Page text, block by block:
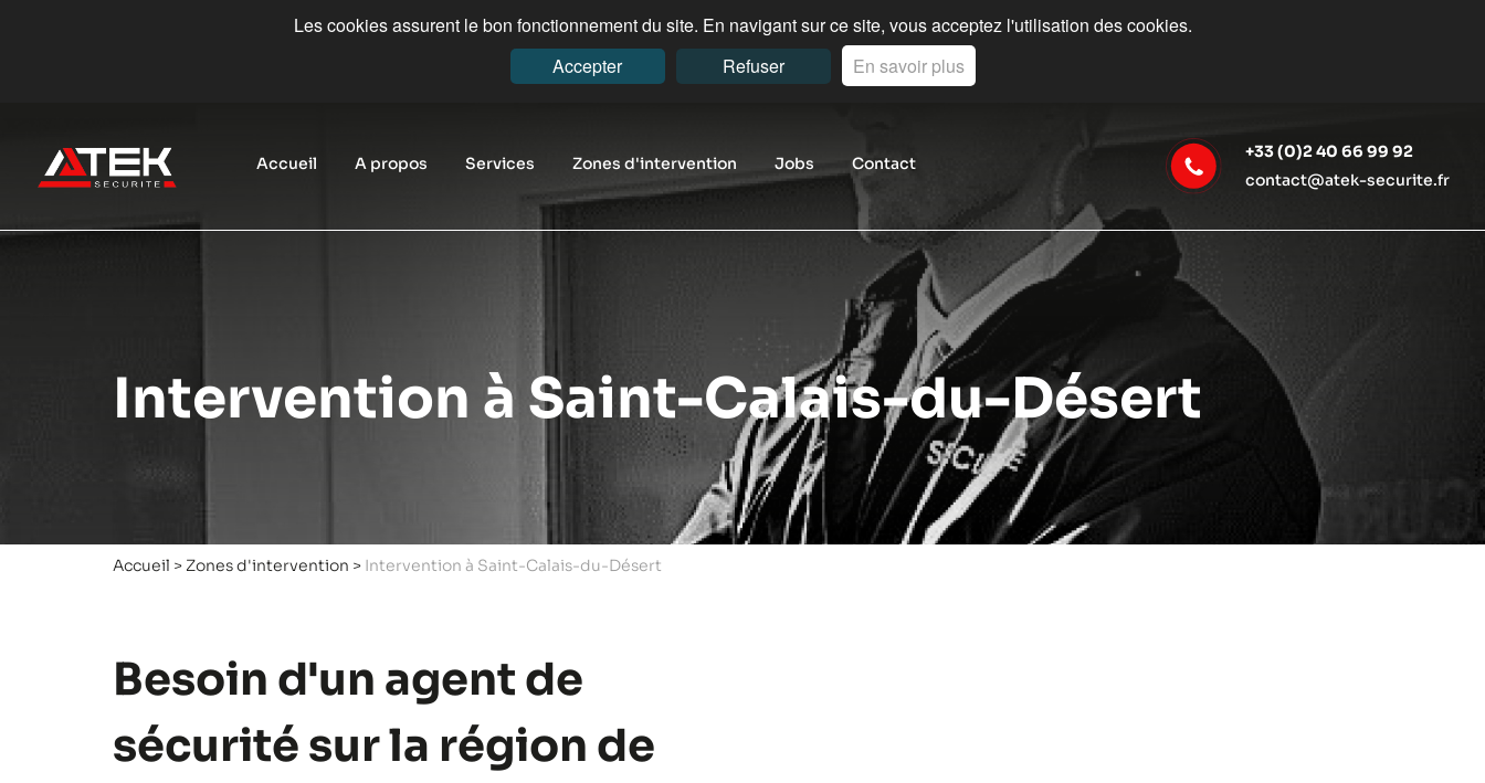
Les cookies assurent le bon fonctionnement du site. En navigant sur ce site, vous acceptez l'utilisation des cookies.
Accepter
Refuser En savoir plus
Accueil A propos Services Zones d'intervention Jobs Contact
+33 (0)2 40 66 99 92
contact@atek-securite.fr
Intervention à Saint-Calais-du-Désert
Accueil > Zones d'intervention > Intervention à Saint-Calais-du-Désert
Besoin d'un agent de
sécurité sur la région de